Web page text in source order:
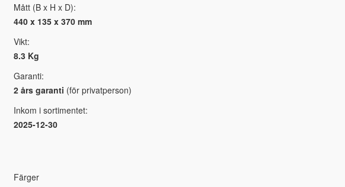
Mått (B x H x D):
440 x 135 x 370 mm
Vikt:
8.3 Kg
Garanti:
2 års garanti (för privatperson)
Inkom i sortimentet:
2025-12-30
Färger